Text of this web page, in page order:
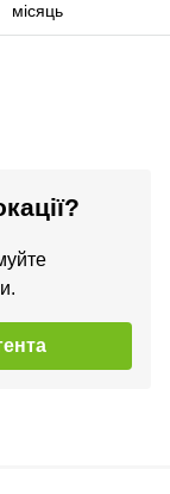
місяць